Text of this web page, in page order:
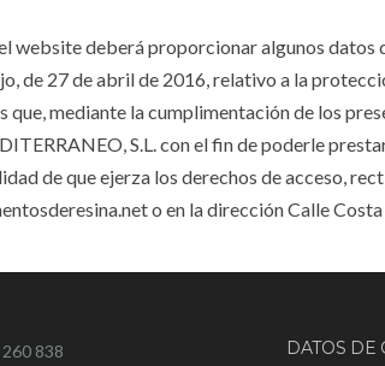
website deberá proporcionar algunos datos
de 27 de abril de 2016, relativo a la
mediante la cumplimentación de los
S.L. con el fin de poderle
de que ejerza los derechos de acceso,
o en la dirección Calle
838 DATOS DE